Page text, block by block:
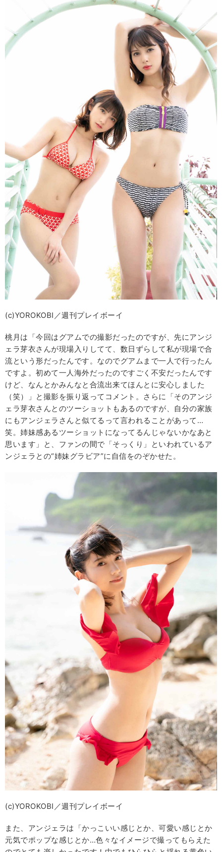
(c)YOROKOBI／週刊プレイボーイ
桃月は「今回はグアムでの撮影だったのですが、先にアンジ
ェラ芽衣さんが現場入りしてて、数日ずらして私が現場で合
流という形だったんです。なのでグアムまで一人で行ったん
ですよ。初めて一人海外だったのですごく不安だったんです
けど、なんとかみんなと合流出来てほんとに安心しました
（笑）」と撮影を振り返ってコメント。さらに「そのアンジ
ェラ芽衣さんとのツーショットもあるのですが、自分の家族
にもアンジェラさんと似てるって言われることがあって…
笑。姉妹感あるツーショットになってるんじゃないかなあと
思います」と、ファンの間で「そっくり」といわれているア
ンジェラとの“姉妹グラビア”に自信をのぞかせた。
(c)YOROKOBI／週刊プレイボーイ
また、アンジェラは「かっこいい感じとか、可愛い感じとか
元気でポップな感じとか…色々なイメージで撮ってもらえた